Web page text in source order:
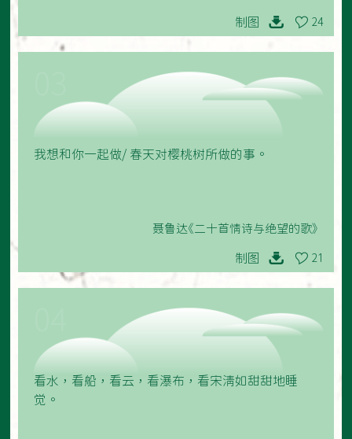
制图 24
我想和你一起做/ 春天对樱桃树所做的事。
聂鲁达《二十首情诗与绝望的歌》
制图 21
看水，看船，看云，看瀑布，看宋清如甜甜地睡
觉。